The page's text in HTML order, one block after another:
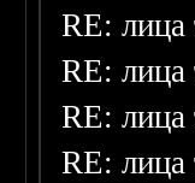
RE: лица
RE: лица
RE: лица
RE: лица